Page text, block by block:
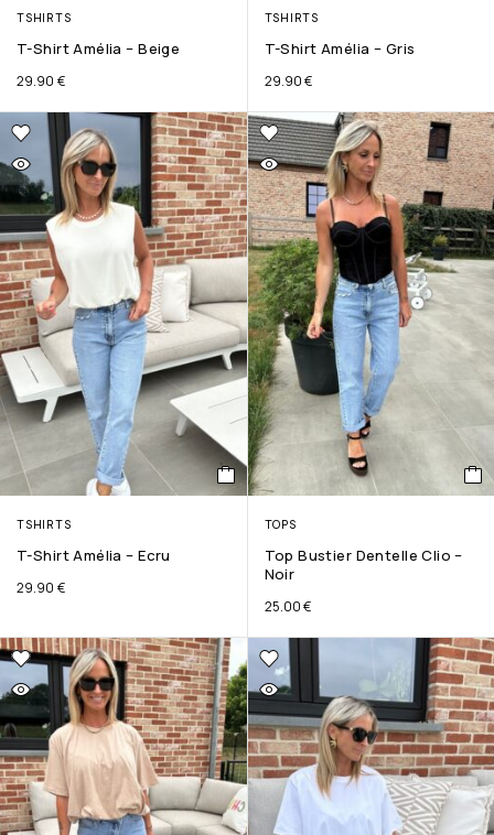
TSHIRTS
T-Shirt Amélia – Beige
29.90 €
TSHIRTS
T-Shirt Amélia – Gris
29.90€
TSHIRTS
T-Shirt Amélia – Ecru
29.90 €
TOPS
Top Bustier Dentelle Clio –
Noir
25.00€